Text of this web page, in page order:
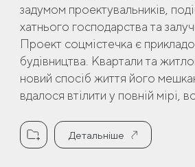
задумом проектувальників,
хатнього господарства та
Проект соцмістечка є
будівництва. Квартали та
новий спосіб життя його
вдалося втілити у повній мірі,
Детальніше